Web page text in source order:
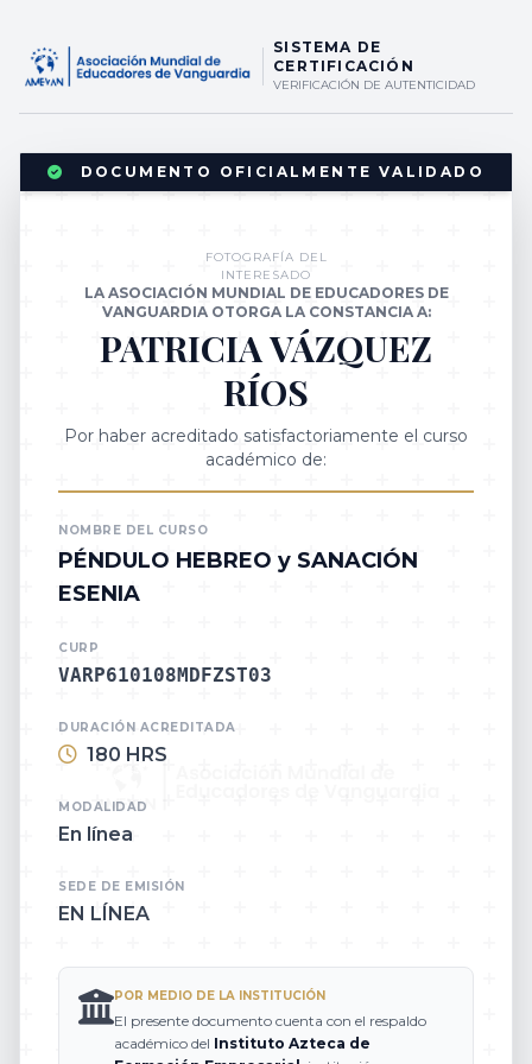
SISTEMA DE
CERTIFICACIÓN
VERIFICACIÓN DE AUTENTICIDAD
DOCUMENTO OFICIALMENTE VALIDADO
FOTOGRAFÍA DEL
INTERESADO
LA ASOCIACIÓN MUNDIAL DE EDUCADORES DE
VANGUARDIA OTORGA LA CONSTANCIA A:
PATRICIA VÁZQUEZ
RÍOS
Por haber acreditado satisfactoriamente el curso
académico de:
NOMBRE DEL CURSO
PÉNDULO HEBREO y SANACIÓN
ESENIA
CURP
VARP610108MDFZST03
DURACIÓN ACREDITADA
180 HRS
MODALIDAD
En línea
SEDE DE EMISIÓN
EN LÍNEA
POR MEDIO DE LA INSTITUCIÓN
El presente documento cuenta con el respaldo
académico del Instituto Azteca de